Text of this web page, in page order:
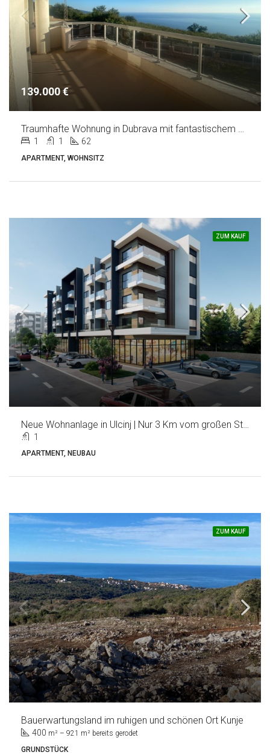
SUCHEN
IMPRESSUM
139.000 €
1 1 62
APARTMENT, WOHNSITZ
ZUM KAUF
Neue Wohnanlage in Ulcinj | Nur 3 Km vom großen Strand entfernt
1
APARTMENT, NEUBAU
ZUM KAUF
Bauerwartungsland im ruhigen und schönen Ort Kunje
400 m² – 921 m² bereits gerodet
GRUNDSTÜCK